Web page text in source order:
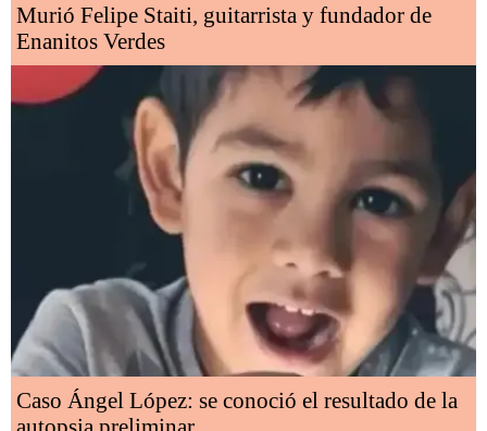
Murió Felipe Staiti, guitarrista y fundador de
Enanitos Verdes
Caso Ángel López: se conoció el resultado de la